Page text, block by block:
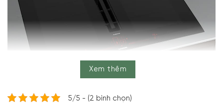
Xem thêm
5/5 - (2 bình chọn)